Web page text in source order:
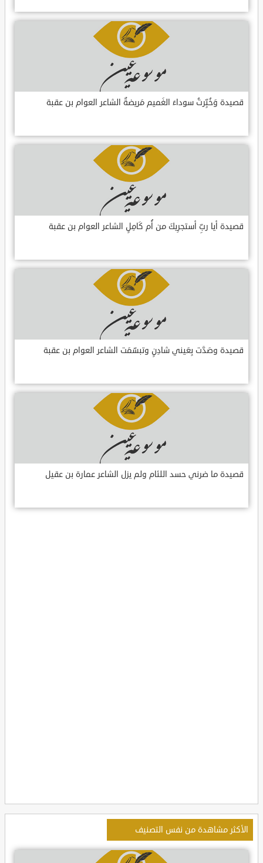
قصيدة وَخُبِّرتُ سوداءَ الغَميم مَريضةٌ الشاعر العوام بن عقبة
قصيدة أيا ربِّ أستجرِيكَ من أُم كَامِلٍ الشاعر العوام بن عقبة
قصيدة وصَدَّت بِعَيني شادِنٍ وتبسّمَت الشاعر العوام بن عقبة
قصيدة ما ضرني حسد اللئام ولم يزل الشاعر عمارة بن عقيل
الأكثر مشاهدة من نفس التصنيف